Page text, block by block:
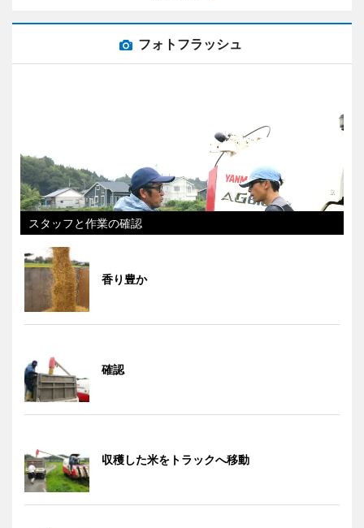
フォトフラッシュ
スタッフと作業の確認
香り豊か
確認
収穫した米をトラックへ移動